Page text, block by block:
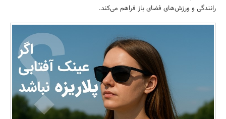
مسکن و ساختمان
رانندگی و ورزش‌های فضای باز فراهم می‌کند.